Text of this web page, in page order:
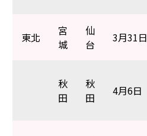
東北
宮
城
仙
台
3月31日
秋
田
秋
田
4月6日